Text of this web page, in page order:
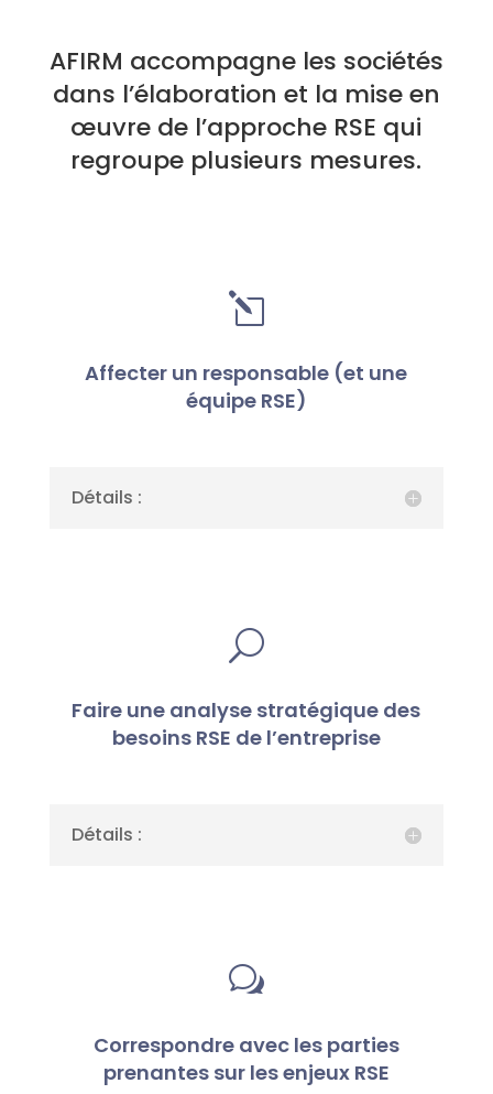
AFIRM accompagne les sociétés
dans l’élaboration et la mise en
œuvre de l’approche RSE qui
regroupe plusieurs mesures.
l
Affecter un responsable (et une
équipe RSE)
Détails :
U
Faire une analyse stratégique des
besoins RSE de l’entreprise
Détails :
w
Correspondre avec les parties
prenantes sur les enjeux RSE